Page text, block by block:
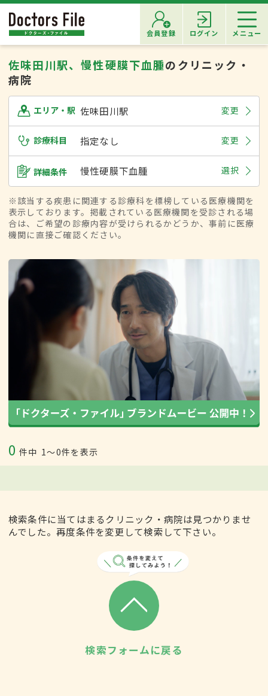
会員登録 ログイン メニュー
佐味田川駅、慢性硬膜下血腫のクリニック・
病院
エリア・駅 佐味田川駅 変更
診療科目 指定なし 変更
詳細条件 慢性硬膜下血腫 選択
※該当する疾患に関連する診療科を標榜している医療機関を
表示しております。掲載されている医療機関を受診される場
合は、ご希望の診療内容が受けられるかどうか、事前に医療
機関に直接ご確認ください。
0 件中 1〜0件を表示
検索条件に当てはまるクリニック・病院は見つかりませ
んでした。再度条件を変更して検索して下さい。
検索フォームに戻る